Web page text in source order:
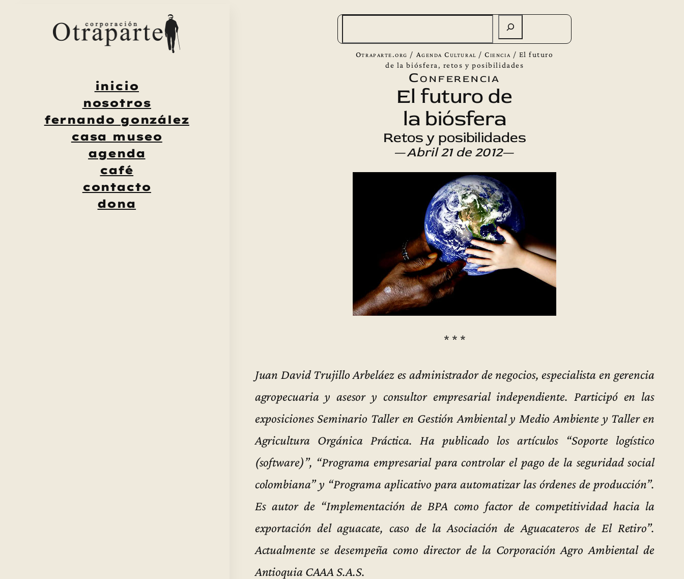
inicio
nosotros
fernando gonzález
casa museo
agenda
café
contacto
dona
Otraparte.org / Agenda Cultural /Ciencia / El futuro
de la biósfera, retos y posibilidades
Conferencia
El futuro de
la biósfera
Retos y posibilidades
—Abril 21 de 2012—
* * *
Juan David Trujillo Arbeláez es administrador de negocios, especialista en gerencia
agropecuaria y asesor y consultor empresarial independiente. Participó en las
exposiciones Seminario Taller en Gestión Ambiental y Medio Ambiente y Taller en
Agricultura Orgánica Práctica. Ha publicado los artículos “Soporte logístico
(software)”, “Programa empresarial para controlar el pago de la seguridad social
colombiana” y “Programa aplicativo para automatizar las órdenes de producción”.
Es autor de “Implementación de BPA como factor de competitividad hacia la
exportación del aguacate, caso de la Asociación de Aguacateros de El Retiro”.
Actualmente se desempeña como director de la Corporación Agro Ambiental de
Antioquia CAAA S.A.S.